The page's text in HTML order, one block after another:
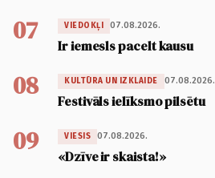
07 VIEDOKĻI 07.08.2026.
Ir iemesls pacelt kausu
08 KULTŪRA UN IZKLAIDE 07.08.2026.
Festivāls ielīksmo pilsētu
09 VIESIS 07.08.2026.
«Dzīve ir skaista!»